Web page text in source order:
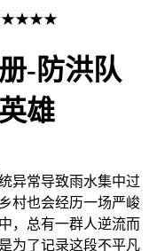
★★★★★
-防洪队
雄
异常导致雨水集中过
村也会经历一场严峻
，总有一群人逆流而
为了记录这段不平凡